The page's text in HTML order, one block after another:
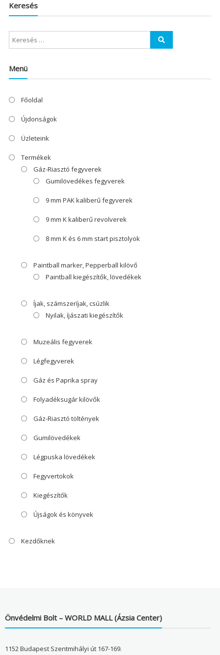
Keresés
Menü
Főoldal
Újdonságok
Üzleteink
Termékek
Gáz-Riasztó fegyverek
Gumilövedékes fegyverek
9 mm PAK kaliberű fegyverek
9 mm K kaliberű revolverek
8 mm K és 6 mm start pisztolyok
Paintball marker, Pepperball kilövő
Paintball kiegészítők, lövedékek
Íjak, számszeríjak, csúzlik
Nyilak, íjászati kiegészítők
Muzeális fegyverek
Légfegyverek
Gáz és Paprika spray
Folyadéksugár kilövők
Gáz-Riasztó töltények
Gumilövedékek
Légpuska lövedékek
Fegyvertokok
Kiegészítők
Újságok és könyvek
Kezdőknek
Önvédelmi Bolt – WORLD MALL (Ázsia Center)
1152 Budapest Szentmihályi út 167-169.